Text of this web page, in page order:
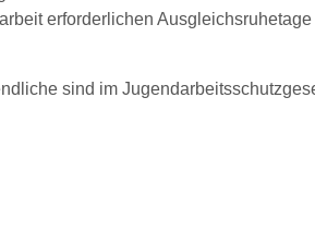
erforderlichen
sind im